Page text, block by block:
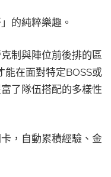
的純粹樂趣。
制與陣位前後排的區
在面對特定BOSS或
了隊伍搭配的多樣性
，自動累積經驗、金